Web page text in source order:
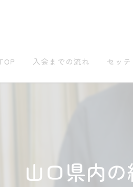
入会までの流れ セッ
山口県内